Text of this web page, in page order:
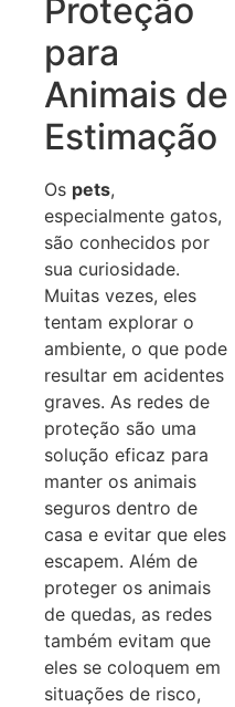
Proteção
para
Animais de
Estimação
Os pets,
especialmente gatos,
são conhecidos por
sua curiosidade.
Muitas vezes, eles
tentam explorar o
ambiente, o que pode
resultar em acidentes
graves. As redes de
proteção são uma
solução eficaz para
manter os animais
seguros dentro de
casa e evitar que eles
escapem. Além de
proteger os animais
de quedas, as redes
também evitam que
eles se coloquem em
situações de risco,